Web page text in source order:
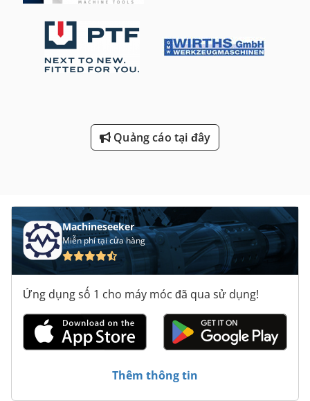
Quảng cáo tại đây
Machineseeker
Miễn phí tại cửa hàng
Ứng dụng số 1 cho máy móc đã qua sử dụng!
Thêm thông tin